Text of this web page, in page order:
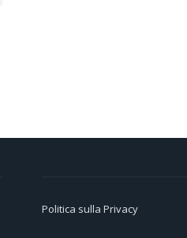
Politica sulla Privacy